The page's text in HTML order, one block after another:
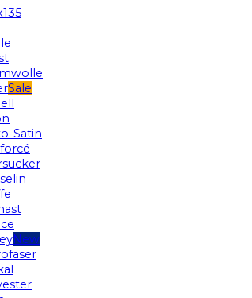
Satin